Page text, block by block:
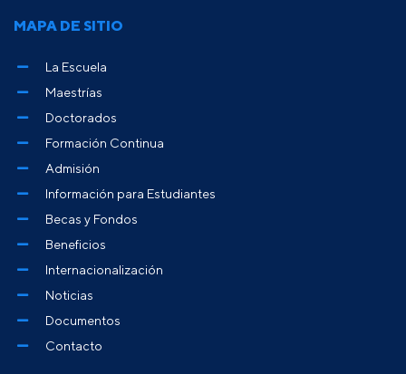
MAPA DE SITIO
La Escuela
Maestrías
Doctorados
Formación Continua
Admisión
Información para Estudiantes
Becas y Fondos
Beneficios
Internacionalización
Noticias
Documentos
Contacto